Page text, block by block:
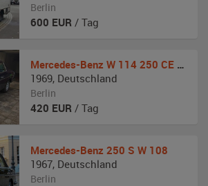
Berlin
600 EUR / Tag
Mercedes-Benz W 114 250 CE Automatik
1969, Deutschland
Berlin
420 EUR / Tag
Mercedes-Benz 250 S W 108
1967, Deutschland
Berlin